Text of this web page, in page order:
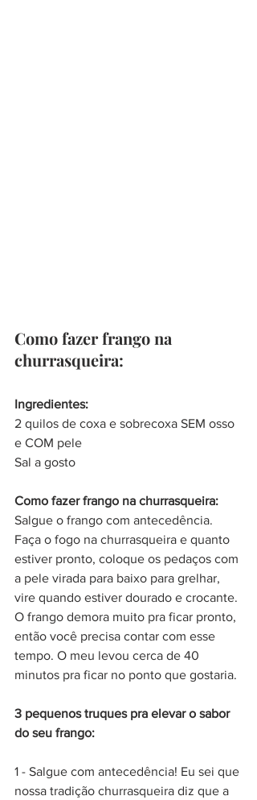
Como fazer frango na
churrasqueira:
Ingredientes:
2 quilos de coxa e sobrecoxa SEM osso
e COM pele
Sal a gosto
Como fazer frango na churrasqueira:
Salgue o frango com antecedência.
Faça o fogo na churrasqueira e quanto
estiver pronto, coloque os pedaços com
a pele virada para baixo para grelhar,
vire quando estiver dourado e crocante.
O frango demora muito pra ficar pronto,
então você precisa contar com esse
tempo. O meu levou cerca de 40
minutos pra ficar no ponto que gostaria.
3 pequenos truques pra elevar o sabor
do seu frango:
1 - Salgue com antecedência! Eu sei que
nossa tradição churrasqueira diz que a